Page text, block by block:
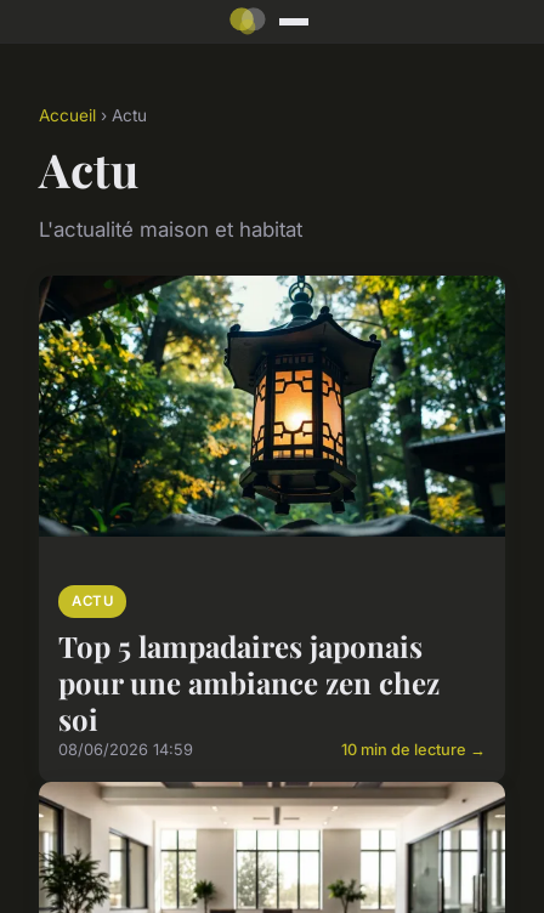
Accueil › Actu
Actu
L'actualité maison et habitat
ACTU
Top 5 lampadaires japonais
pour une ambiance zen chez
soi
08/06/2026 14:59 10 min de lecture →